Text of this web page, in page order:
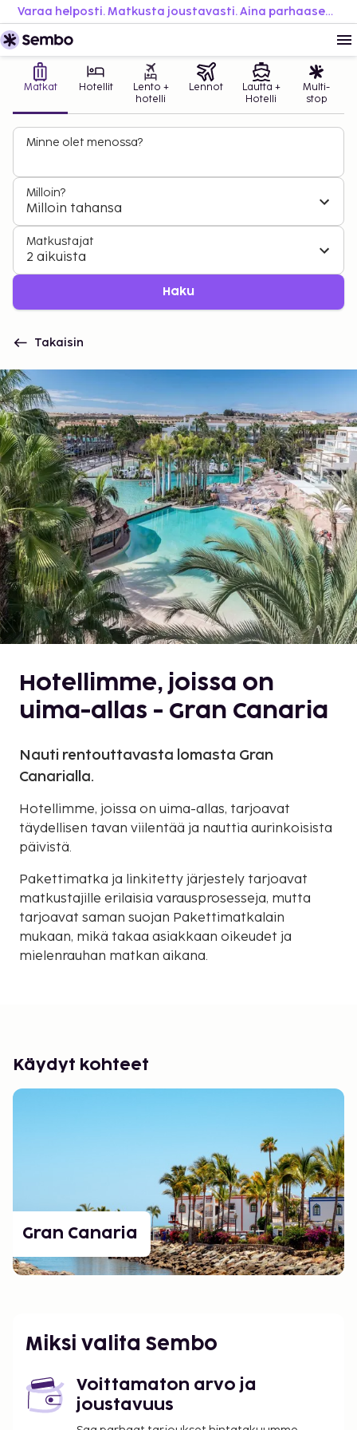
Varaa helposti. Matkusta joustavasti. Aina parhaaseen hintaan.
Matkat Hotellit
Lento +
hotelli
Lennot
Lautta +
Hotelli
Multi-
stop
Minne olet menossa?
Milloin?
Milloin tahansa
Matkustajat
2 aikuista
Haku
Takaisin
Hotellimme, joissa on
uima-allas - Gran Canaria
Nauti rentouttavasta lomasta Gran
Canarialla.
Hotellimme, joissa on uima-allas, tarjoavat
täydellisen tavan viilentää ja nauttia aurinkoisista
päivistä.
Pakettimatka ja linkitetty järjestely tarjoavat
matkustajille erilaisia varausprosesseja, mutta
tarjoavat saman suojan Pakettimatkalain
mukaan, mikä takaa asiakkaan oikeudet ja
mielenrauhan matkan aikana.
Käydyt kohteet
Gran Canaria
Miksi valita Sembo
Voittamaton arvo ja
joustavuus